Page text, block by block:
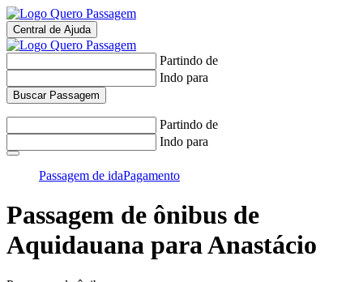
Central de Ajuda
Partindo de
Indo para
Buscar Passagem
Partindo de
Indo para
Passagem de idaPagamento
Passagem de ônibus de
Aquidauana paraAnastácio